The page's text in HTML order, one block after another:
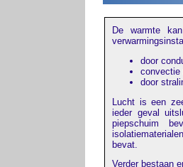
De warmte
door
convectie
door
Lucht is een
ieder geval
piepschuim
bevat.
Verder bestaan